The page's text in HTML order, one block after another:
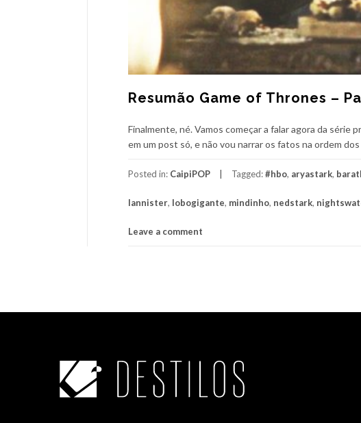
Resumão Game of Thrones –
Finalmente, né. Vamos começar a falar agora da
em um post só, e não vou narrar os fatos na ordem
Posted in: CaipiPOP Tagged:#hbo, aryastark,
lannister, lobogigante, mindinho, nedstark,
Leave a comment